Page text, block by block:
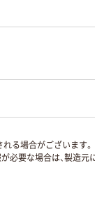
れる場合がございます
要な場合は、製造元